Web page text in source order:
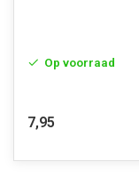
Op voorraad
7,95